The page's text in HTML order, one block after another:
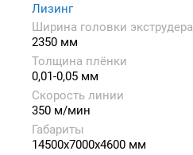
Лизинг
Ширина головки экструдера
2350 мм
Толщина плёнки
0,01-0,05 мм
Скорость линии
350 м/мин
Габариты
14500x7000x4600 мм